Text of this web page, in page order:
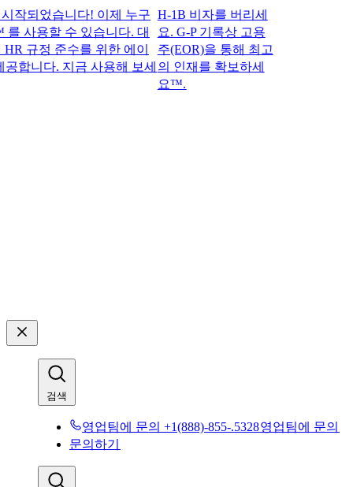
었습니다! 이제 누구
용할 수 있습니다. 대
정 준수를 위한 에이
다. 지금 사용해 보세
H-1B 비자를 버리세
요. G-P 기록상 고용
주(EOR)을 통해 최고
의 인재를 확보하세
요™.​​
검색​​
영업팀에 문의 +1(888)-855-.5328​​영업팀에 문의​​
문의하기​​